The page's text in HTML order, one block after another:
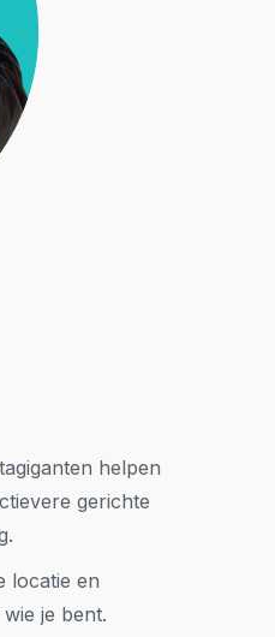
helpen
gerichte
locatie en
je bent.